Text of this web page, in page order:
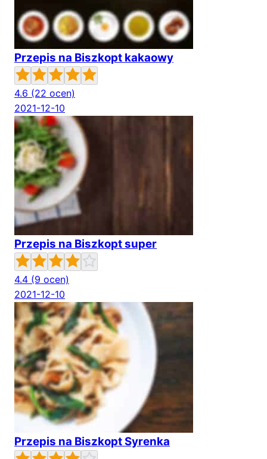
Przepis na Biszkopt kakaowy
4.6 (22 ocen)
2021-12-10
Przepis na Biszkopt super
4.4 (9 ocen)
2021-12-10
Przepis na Biszkopt Syrenka